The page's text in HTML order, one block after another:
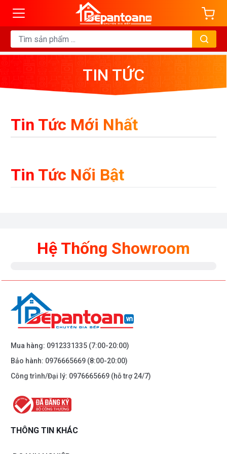
TIN TỨC
Tin Tức Mới Nhất
Tin Tức Nổi Bật
Hệ Thống Showroom
Mua hàng: 0912331335 (7:00-20:00)
Bảo hành: 0976665669 (8:00-20:00)
Công trình/Đại lý: 0976665669 (hỗ trợ 24/7)
THÔNG TIN KHÁC